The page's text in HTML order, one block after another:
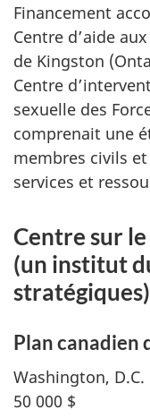
Financement
Centre d’aide
de Kingston
Centre
sexuelle des
comprenait une
membres civils
services et
Centre sur
(un institut
stratégiques)
Plan canadien
Washington, D.C.
50 000 $